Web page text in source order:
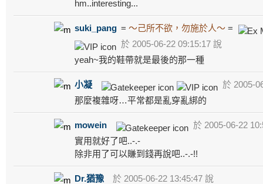
hm..interesting...
suki_pang =～己所不欲，勿施於人～ =
於 2005-06-22 09:15:17 說
yeah~我的鞋帶就是最後的那一種
小凝
於 2005-
那麼複雜呀…平常都是亂穿亂綁的
mowein
於 2005-06-22
實用就好了吧..-.-
除非用了可以賺到錢再說吧..-.-!!
Dr.猶豫
於 2005-06-22 13:45:47 說